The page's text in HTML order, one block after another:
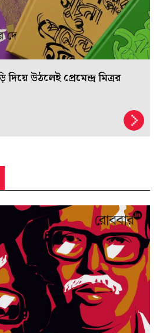
দিয়ে উঠলেই প্রেমেন্দ্র মিত্রর